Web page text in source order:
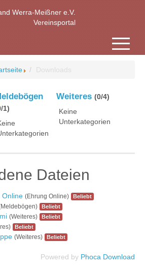
Werra-Meißner e.V.
Vereinsportal
Downloads
1)
Weiteres (0/4)
Keine
Unterkategorien
Dateien
Online (Ehrung Online) Beliebt
Beliebt
(Weiteres) Beliebt
Beliebt
(Weiteres) Beliebt
Powered by Phoca Download